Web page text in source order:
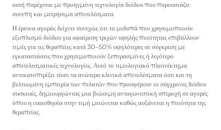
αυτή παρέχεται με προηγμένη τεχνολογία διόδου που παρουσιάζει
συνεπή και μετρήσιμα αποτελέσματα.
Η έρευνα αγοράς δείχνει συνεχώς ότι τα μεδσπά που χρησιμοποιούν
εξοπλισμό διόδου για αφαίρεση τριχών υψηλής ποιότητας επιβάλλουν
τιμές για τις θεραπείες κατά 30–50% υψηλότερες σε σύγκριση με
εγκαταστάσεις που χρησιμοποιούν ξεπερασμένες ή λιγότερο
αποτελεσματικές τεχνολογίες. Αυτό το τιμολογιακό πλεονέκτημα
αντικατοπτρίζει τόσο τα ανώτερα κλινικά αποτελέσματα όσο και τη
βελτιωμένη εμπειρία των πελατών που προσφέρουν οι σύγχρονες διόδου
συσκευές, δημιουργώντας μια βιώσιμη ανταγωνιστική υπεροχή σε αγορές
όπου η ευαισθησία στην τιμή μειώνεται καθώς αυξάνεται η ποιότητα της
θεραπείας.